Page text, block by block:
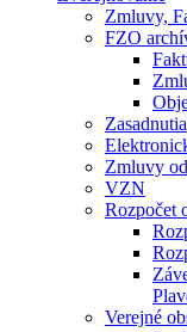
Zmluvy,
FZO
Zasadnutia
Zmluvy
VZN
Rozpočet
Verejné